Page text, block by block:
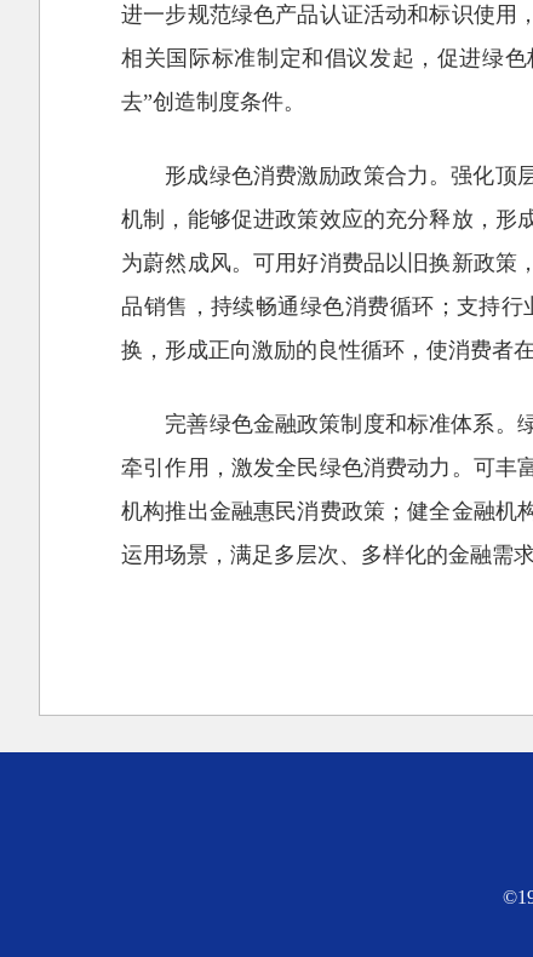
进一步规范绿色产品认证活动和标识使用
相关国际标准制定和倡议发起，促进绿
去”创造制度条件。
形成绿色消费激励政策合力。强化顶
机制，能够促进政策效应的充分释放，形
为蔚然成风。可用好消费品以旧换新政策
品销售，持续畅通绿色消费循环；支持
换，形成正向激励的良性循环，使消费者
完善绿色金融政策制度和标准体系。
牵引作用，激发全民绿色消费动力。可丰
机构推出金融惠民消费政策；健全金融机
运用场景，满足多层次、多样化的金融需